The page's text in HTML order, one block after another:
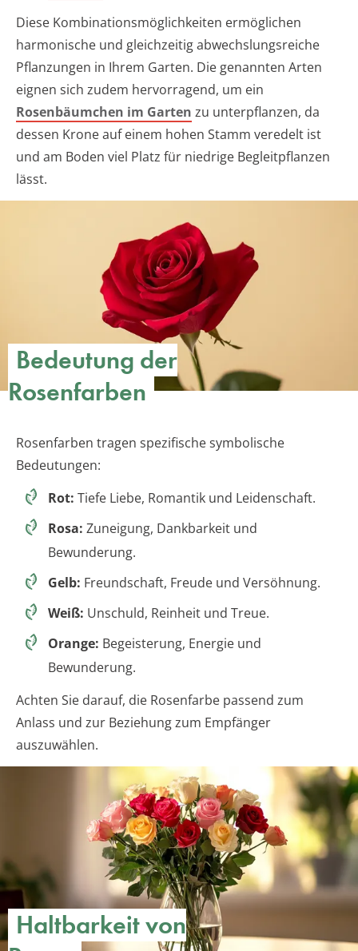
Diese Kombinationsmöglichkeiten ermöglichen
harmonische und gleichzeitig abwechslungsreiche
Pflanzungen in Ihrem Garten. Die genannten Arten
eignen sich zudem hervorragend, um ein
Rosenbäumchen im Garten zu unterpflanzen, da
dessen Krone auf einem hohen Stamm veredelt ist
und am Boden viel Platz für niedrige Begleitpflanzen
lässt.
Bedeutung der
Rosenfarben
Rosenfarben tragen spezifische symbolische
Bedeutungen:
Rot: Tiefe Liebe, Romantik und Leidenschaft.
Rosa: Zuneigung, Dankbarkeit und
Bewunderung.
Gelb: Freundschaft, Freude und Versöhnung.
Weiß: Unschuld, Reinheit und Treue.
Orange: Begeisterung, Energie und
Bewunderung.
Achten Sie darauf, die Rosenfarbe passend zum
Anlass und zur Beziehung zum Empfänger
auszuwählen.
Haltbarkeit von